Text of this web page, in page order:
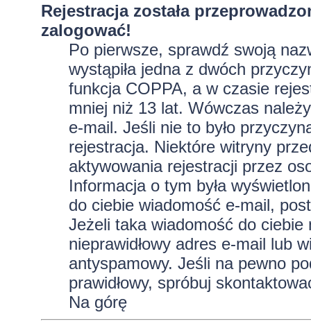
Rejestracja została
zalogować!
Po pierwsze, sprawdź swoją
wystąpiła jedna z dwóch
funkcja COPPA, a w czasie
mniej niż 13 lat. Wówczas
e-mail. Jeśli nie to było
rejestracja. Niektóre witryny
aktywowania rejestracji przez
Informacja o tym była
do ciebie wiadomość e-mail,
Jeżeli taka wiadomość do ciebie
nieprawidłowy adres e-mail lub
antyspamowy. Jeśli na pewno
prawidłowy, spróbuj
Na górę